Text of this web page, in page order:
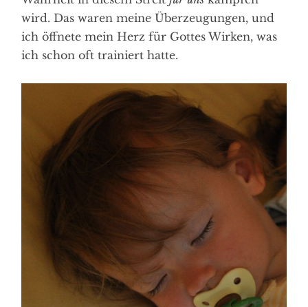
wird. Das waren meine Überzeugungen, und
ich öffnete mein Herz für Gottes Wirken, was
ich schon oft trainiert hatte.